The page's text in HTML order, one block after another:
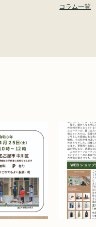
コラム一覧